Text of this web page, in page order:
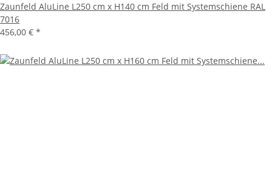
Zaunfeld AluLine L250 cm x H140 cm Feld mit Systemschiene RAL
7016
456,00 € *